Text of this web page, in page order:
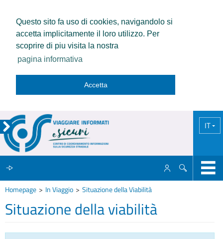
Questo sito fa uso di cookies, navigandolo si
accetta implicitamente il loro utilizzo. Per
scoprire di piu visita la nostra
pagina informativa
Accetta
IT
IL CCISS
Homepage In Viaggio Situazione della Viabilità
Situazione della viabilità